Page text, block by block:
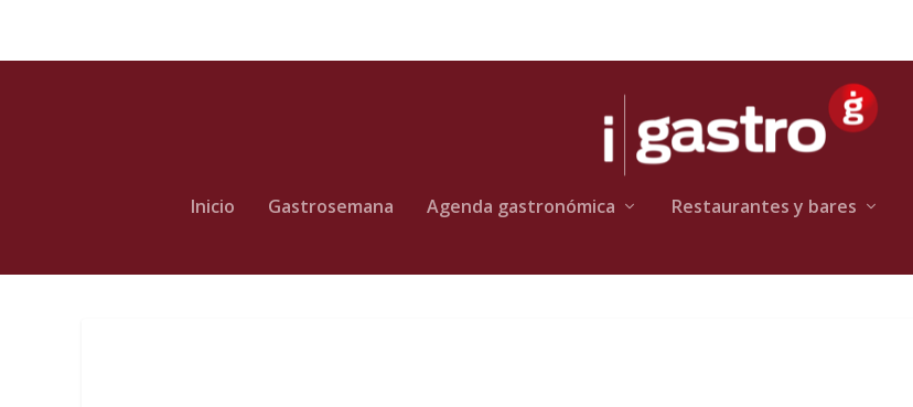
Inicio Gastrosemana Agenda gastronómica Restaurantes y bares